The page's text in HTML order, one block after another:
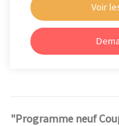
Voir
"Programme neuf